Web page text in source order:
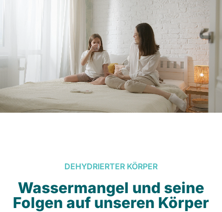
DEHYDRIERTER KÖRPER
Wassermangel und seine
Folgen auf unseren Körper